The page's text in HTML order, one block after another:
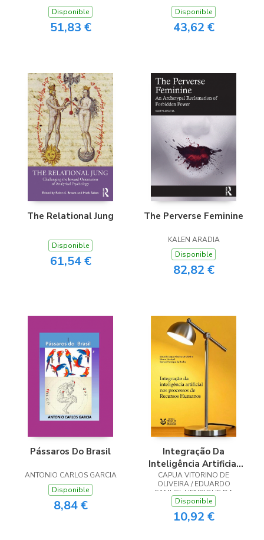
Disponible
51,83 €
Disponible
43,62 €
The Relational Jung
Disponible
61,54 €
The Perverse Feminine
KALEN ARADIA
Disponible
82,82 €
Pássaros Do Brasil
ANTONIO CARLOS GARCIA
Disponible
8,84 €
Integração Da
Inteligência Artificial
Nos Processos De
Recursos Humanos
CAPUA VITORINO DE
OLIVEIRA / EDUARDO
SAMUEL HENRIQUE DA
ROCHA / NORMA LICCIARDI
Disponible
10,92 €